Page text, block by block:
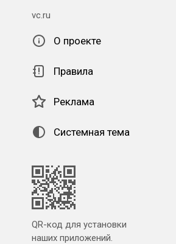
vc.ru
О проекте
Правила
Реклама
Системная тема
QR-код для установки
наших приложений.